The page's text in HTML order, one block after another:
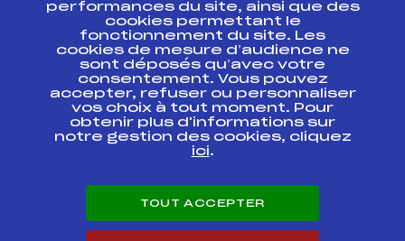
Pass’Neige
Projet sportif fédéral
Projet de performance fédéral
Antidopage
Pôle Développement, Formation, Suivi
Scientifique
Listes ministérielles
Pôle vie de l’athlète
Carrières
performances du site, ainsi que des
cookies permettant le
fonctionnement du site. Les
cookies de mesure d’audience ne
sont déposés qu’avec votre
consentement. Vous pouvez
accepter, refuser ou personnaliser
vos choix à tout moment. Pour
obtenir plus d'informations sur
notre gestion des cookies, cliquez
ici.
TOUT ACCEPTER